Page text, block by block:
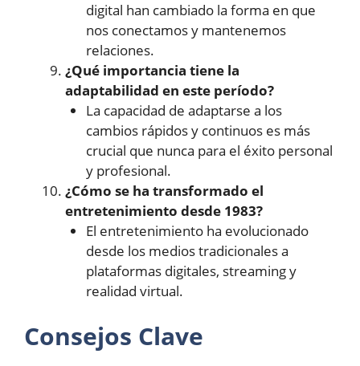
digital han cambiado la forma en que
nos conectamos y mantenemos
relaciones.
¿Qué importancia tiene la
adaptabilidad en este período?
La capacidad de adaptarse a los
cambios rápidos y continuos es más
crucial que nunca para el éxito personal
y profesional.
¿Cómo se ha transformado el
entretenimiento desde 1983?
El entretenimiento ha evolucionado
desde los medios tradicionales a
plataformas digitales, streaming y
realidad virtual.
Consejos Clave